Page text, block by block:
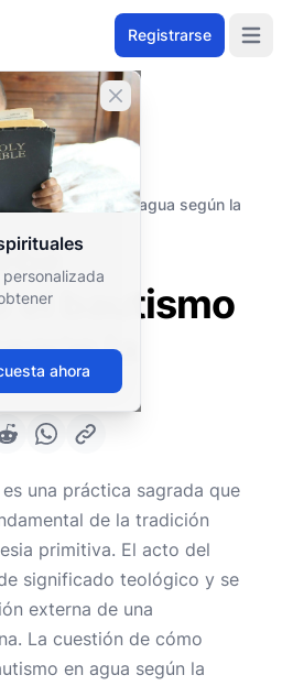
Registrarse
Cerrar banner
ahora
el bautismo en agua según la
el bautismo
la
una práctica sagrada que
de la tradición
primitiva. El acto del
significado teológico y se
externa de una
La cuestión de cómo
en agua según la